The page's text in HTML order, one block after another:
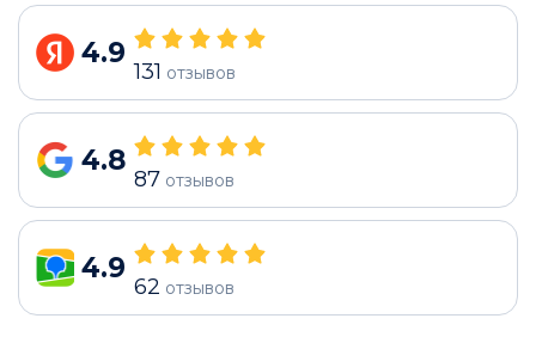
4.9
131 отзывов
4.8
87 отзывов
4.9
62 отзывов